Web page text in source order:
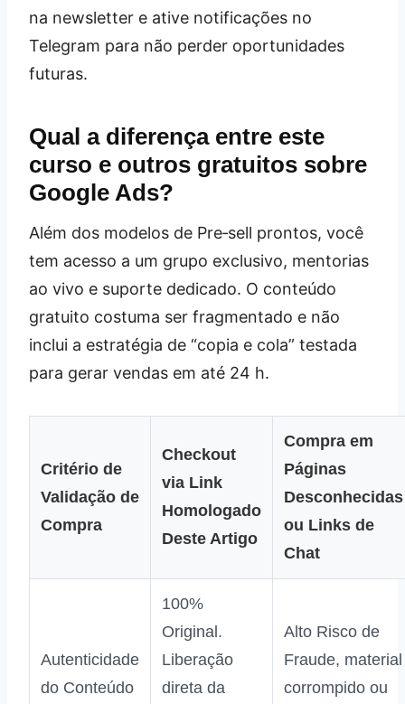
na newsletter e ative notificações no
Telegram para não perder oportunidades
futuras.
Qual a diferença entre este
curso e outros gratuitos sobre
Google Ads?
Além dos modelos de Pre‑sell prontos, você
tem acesso a um grupo exclusivo, mentorias
ao vivo e suporte dedicado. O conteúdo
gratuito costuma ser fragmentado e não
inclui a estratégia de “copia e cola” testada
para gerar vendas em até 24 h.
Critério de
Validação de
Compra
Checkout
via Link
Homologado
Deste Artigo
Compra em
Páginas
Desconhecidas
ou Links de
Chat
Autenticidade
do Conteúdo
100%
Original.
Liberação
direta da
Alto Risco de
Fraude, material
corrompido ou